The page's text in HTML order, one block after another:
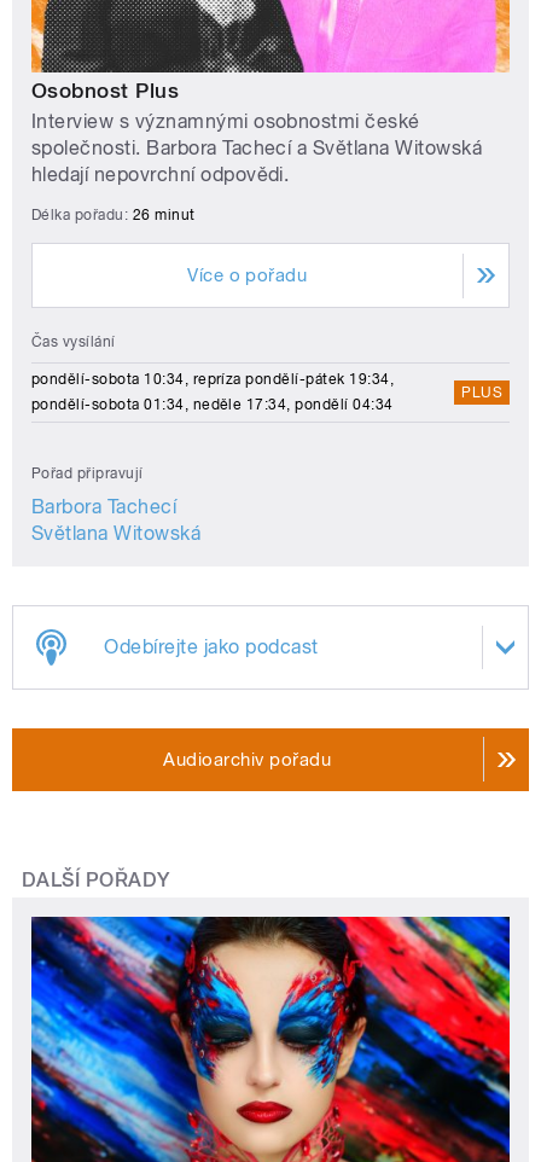
Osobnost Plus
Interview s významnými osobnostmi české
společnosti. Barbora Tachecí a Světlana Witowská
hledají nepovrchní odpovědi.
Délka pořadu: 26 minut
Více o pořadu
Čas vysílání
pondělí-sobota 10:34, repríza pondělí-pátek 19:34,
pondělí-sobota 01:34, neděle 17:34, pondělí 04:34
PLUS
Pořad připravují
Barbora Tachecí
Světlana Witowská
Odebírejte jako podcast
Audioarchiv pořadu
DALŠÍ POŘADY